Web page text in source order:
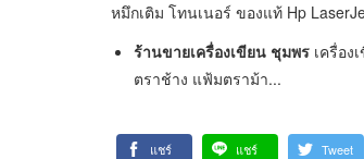
หมึกเติม โทนเนอร์ ของแท้ Hp
ร้านขายเครื่องเขียน ชุมพร เครื่อ
ตราช้าง แฟ้มตราม้า...
แชร์ แชร์ Tweet